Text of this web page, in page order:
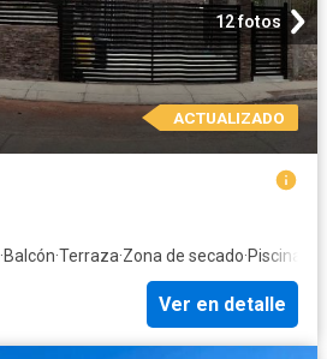
12 fotos
ACTUALIZADO
·Balcón·Terraza·Zona de secado·Piscina
Ver en detalle